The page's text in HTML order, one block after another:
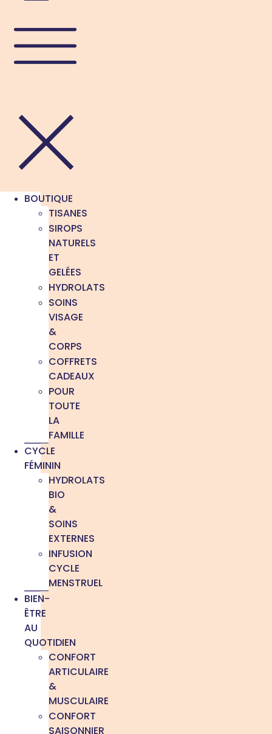
BOUTIQUE
TISANES
SIROPS
NATURELS
ET
GELÉES
HYDROLATS
SOINS
VISAGE
&
CORPS
COFFRETS
CADEAUX
POUR
TOUTE
LA
FAMILLE
CYCLE
FÉMININ
HYDROLATS
BIO
&
SOINS
EXTERNES
INFUSION
CYCLE
MENSTRUEL
BIEN-
ÊTRE
AU
QUOTIDIEN
CONFORT
ARTICULAIRE
&
MUSCULAIRE
CONFORT
SAISONNIER